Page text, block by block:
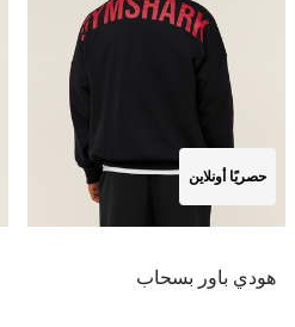
حصريًا أونلاين
هودي باور بسحاب